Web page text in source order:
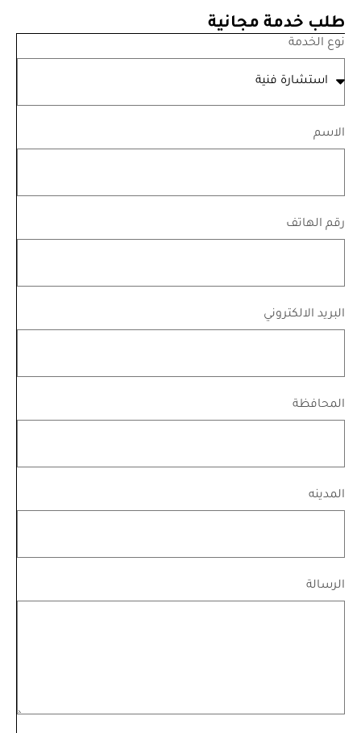
طلب خدمة مجانية
نوع الخدمة
الاسم
رقم الهاتف
البريد الالكتروني
المحافظة
المدينه
الرسالة